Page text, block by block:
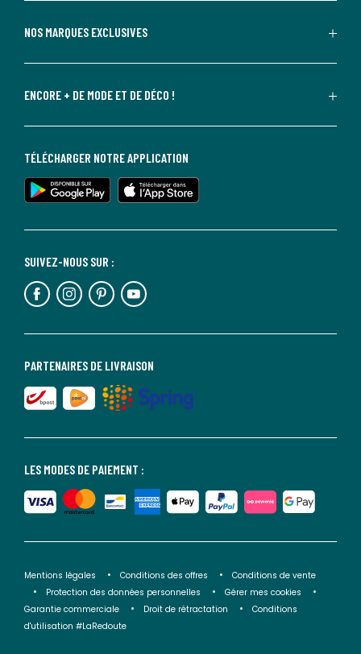
NOS MARQUES EXCLUSIVES
ENCORE + DE MODE ET DE DÉCO !
LES MODES DE PAIEMENT :
PARTENAIRES DE LIVRAISON
SUIVEZ-NOUS SUR :
TÉLÉCHARGER NOTRE APPLICATION
Mentions légales Conditions des offres
Conditions de vente
Protection des données personnelles
Gérer mes cookies
Garantie commerciale
Droit de rétractation
Conditions
d'utilisation #LaRedoute